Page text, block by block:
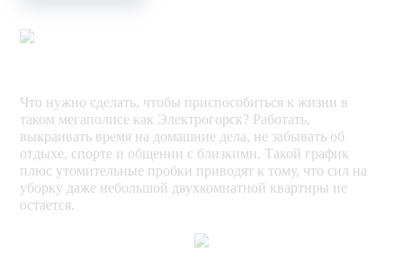
Что нужно сделать, чтобы приспособиться к жизни в
таком мегаполисе как Электрогорск? Работать,
выкраивать время на домашние дела, не забывать об
отдыхе, спорте и общении с близкими. Такой график
плюс утомительные пробки приводят к тому, что сил на
уборку даже небольшой двухкомнатной квартиры не
остается.